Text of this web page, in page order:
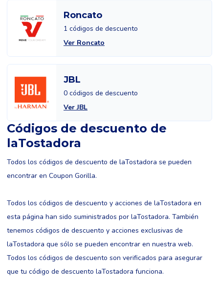
Roncato
1 códigos de descuento
Ver Roncato
JBL
0 códigos de descuento
Ver JBL
Códigos de descuento de
laTostadora
Todos los códigos de descuento de laTostadora se pueden
encontrar en Coupon Gorilla.
Todos los códigos de descuento y acciones de laTostadora en
esta página han sido suministrados por laTostadora. También
tenemos códigos de descuento y acciones exclusivas de
laTostadora que sólo se pueden encontrar en nuestra web.
Todos los códigos de descuento son verificados para asegurar
que tu código de descuento laTostadora funciona.